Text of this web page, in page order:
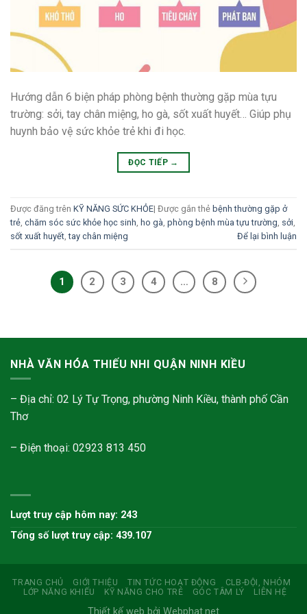
Hướng dẫn 6 biện pháp phòng bệnh thường gặp mùa tựu
trường: sởi, tay chân miệng, ho gà, sốt xuất huyết… Giúp phụ
huynh bảo vệ sức khỏe trẻ khi đi học.
ĐỌC TIẾP →
Được đăng trên KỸ NĂNG SỨC KHỎE| Được gắn thẻ bệnh thường gặp ở
trẻ, chăm sóc sức khỏe học sinh, ho gà, phòng bệnh mùa tựu trường, sởi,
sốt xuất huyết,tay chân miệng Để lại bình luận
1 2 3 4 … 8
NHÀ VĂN HÓA THIẾU NHI QUẬN NINH KIỀU
– Địa chỉ: 02 Lý Tự Trọng, phường Ninh Kiều, thành phố Cần
Thơ
– Điện thoại: 02923 813 450
Lượt truy cập hôm nay: 243
Tổng số lượt truy cập: 439.107
TRANG CHỦ GIỚI THIỆU TIN TỨC HOẠT ĐỘNG
CLB-ĐỘI, NHÓM
LỚP NĂNG KHIẾU
KỸ NĂNG CHO TRẺ GÓC TÂM LÝ LIÊN HỆ
Thiết kế web bởi Webphat.net